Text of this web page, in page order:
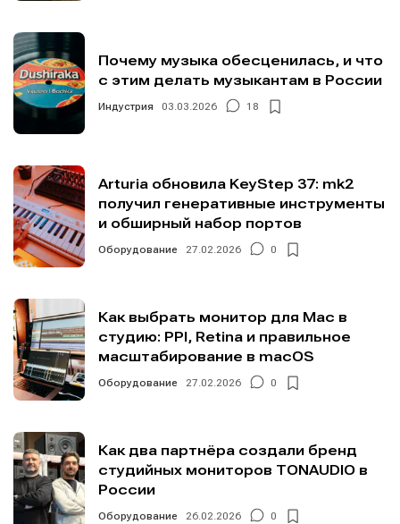
Почему музыка обесценилась, и что
с этим делать музыкантам в России
Индустрия 03.03.2026 18
Arturia обновила KeyStep 37: mk2
получил генеративные инструменты
и обширный набор портов
Оборудование 27.02.2026 0
Как выбрать монитор для Mac в
студию: PPI, Retina и правильное
масштабирование в macOS
Оборудование 27.02.2026 0
Как два партнёра создали бренд
студийных мониторов TONAUDIO в
России
Оборудование 26.02.2026 0